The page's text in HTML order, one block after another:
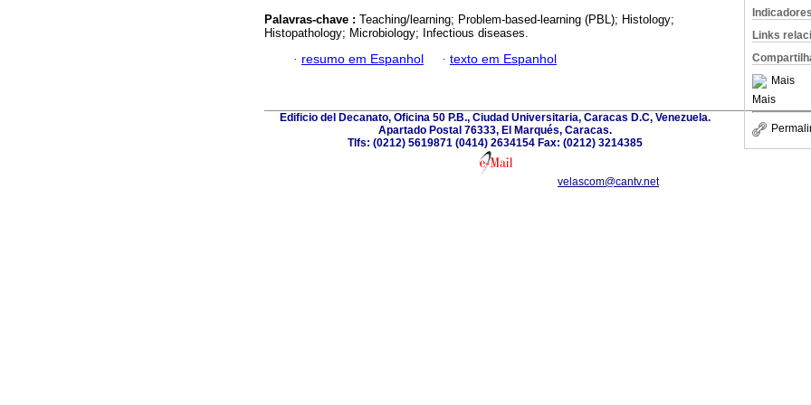
Indicadores
Links
Mais
Mais
Palavras-chave : Teaching/learning; Problem-based-learning (PBL); Histology;
Histopathology; Microbiology; Infectious diseases.
· resumo em Espanhol · texto em Espanhol
Edificio del Decanato, Oficina 50 P.B., Ciudad Universitaria, Caracas D.C, Venezuela.
Apartado Postal 76333, El Marqués, Caracas.
Tlfs: (0212) 5619871 (0414) 2634154 Fax: (0212) 3214385
velascom@cantv.net